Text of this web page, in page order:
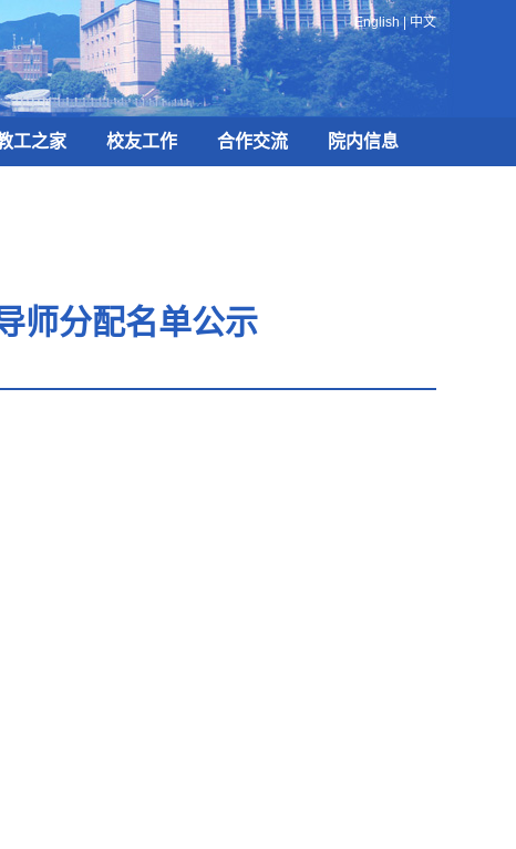
English|中文
工之家 校友工作 合作交流 院内信息
师分配名单公示